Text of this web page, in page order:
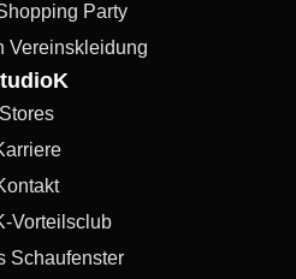
Party
Vereinskleidung
Stores
Vorteilsclub
Schaufenster